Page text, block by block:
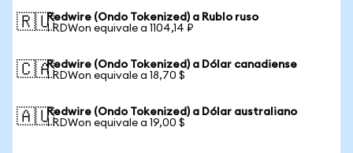
🇷🇺Redwire (Ondo Tokenized) a Rublo ruso
1 RDWon equivale a 1104,14 ₽
🇨🇦Redwire (Ondo Tokenized) a Dólar canadiense
1 RDWon equivale a 18,70 $
🇦🇺Redwire (Ondo Tokenized) a Dólar australiano
1 RDWon equivale a 19,00 $